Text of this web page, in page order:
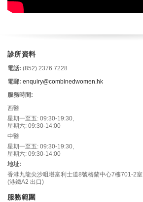
診所資料
電話: (852) 2376 7228
電郵: enquiry@combinedwomen.hk
服務時間:
西醫
星期一至五: 09:30-19:30,
星期六: 09:30-14:00
中醫
星期一至五: 09:30-19:30,
星期六: 09:30-14:00
地址:
香港九龍尖沙咀堪富利士道8號格蘭中心7樓701-2室
(港鐵A2 出口)
服務範圍